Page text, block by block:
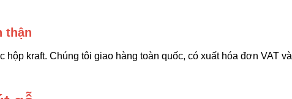
thận
kraft. Chúng tôi giao hàng toàn quốc, có xuất hóa đơn VAT và